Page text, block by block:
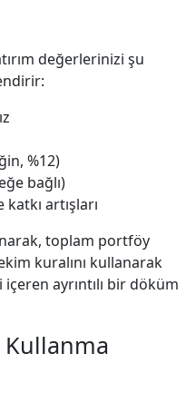
değerlerinizi şu
%12)
bağlı)
artışları
toplam portföy
kuralını kullanarak
ayrıntılı bir döküm
Kullanma